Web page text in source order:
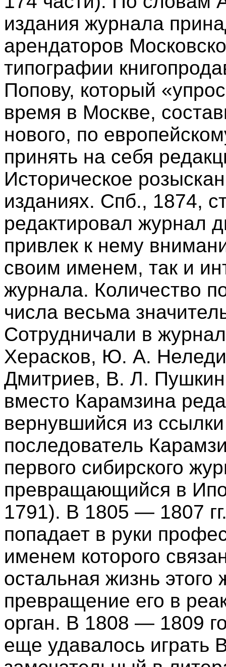
издания журнала
арендаторов
типографии
Попову, который
время в Москве,
нового, по
принять на себя
Историческое
изданиях. Спб., 1874,
редактировал журнал
привлек к нему
своим именем, так и
журнала. Количество
числа весьма
Сотрудничали в
Херасков, Ю. А.
Дмитриев, В. Л. Пушкин
вместо Карамзина
вернувшийся из
последователь
первого сибирского
превращающийся в
1791). В 1805 — 1807
попадает в руки
именем которого
остальная жизнь
превращение его в
орган. В 1808 — 1809
еще удавалось играть